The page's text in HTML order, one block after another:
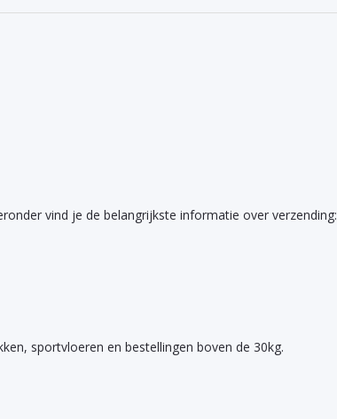
vind je de belangrijkste informatie over verzending:
sportvloeren en bestellingen boven de 30kg.